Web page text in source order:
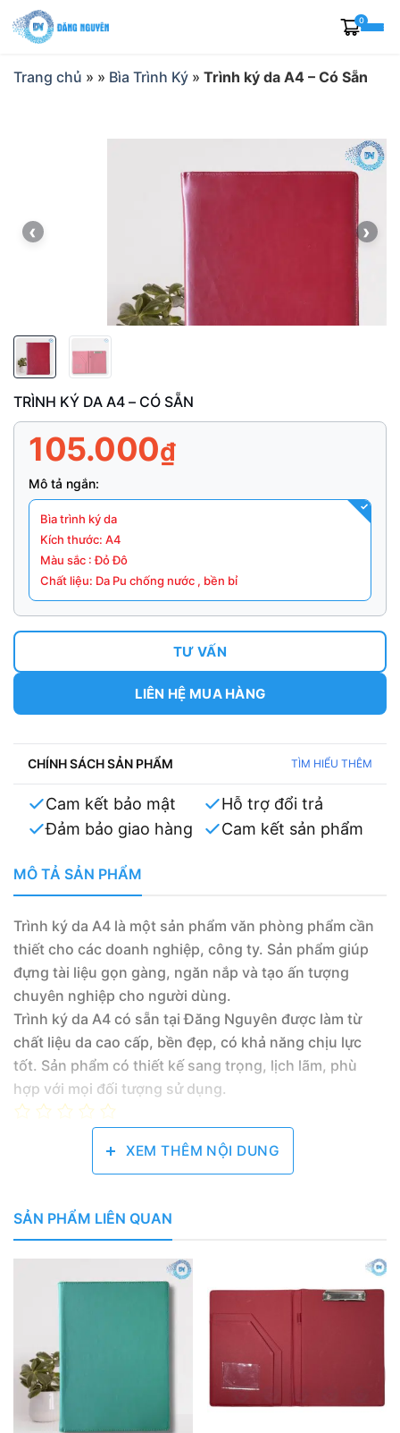
Skip
to
0
Trang chủ » » Bìa Trình Ký » Trình ký da A4 – Có Sẵn
‹ ›
TRÌNH KÝ DA A4 – CÓ SẴN
105.000₫
Mô tả ngắn:
Bìa trình ký da
Kích thước: A4
Màu sắc : Đỏ Đô
Chất liệu: Da Pu chống nước , bền bỉ
TƯ VẤN
LIÊN HỆ MUA HÀNG
CHÍNH SÁCH SẢN PHẨM TÌM HIỂU THÊM
Cam kết bảo mật
Hỗ trợ đổi trả
Đảm bảo giao hàng
Cam kết sản phẩm
MÔ TẢ SẢN PHẨM
Trình ký da A4 là một sản phẩm văn phòng phẩm cần
thiết cho các doanh nghiệp, công ty. Sản phẩm giúp
đựng tài liệu gọn gàng, ngăn nắp và tạo ấn tượng
chuyên nghiệp cho người dùng.
Trình ký da A4 có sẵn tại Đăng Nguyên được làm từ
chất liệu da cao cấp, bền đẹp, có khả năng chịu lực
tốt. Sản phẩm có thiết kế sang trọng, lịch lãm, phù
hợp với mọi đối tượng sử dụng.
(0 Reviews)
XEM THÊM NỘI DUNG
SẢN PHẨM LIÊN QUAN